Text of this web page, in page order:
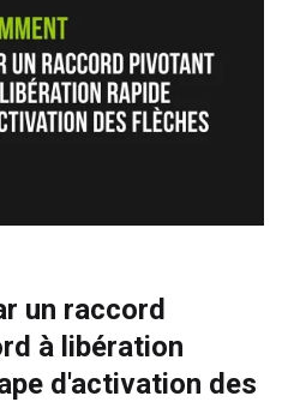
un raccord
à libération
d'activation des